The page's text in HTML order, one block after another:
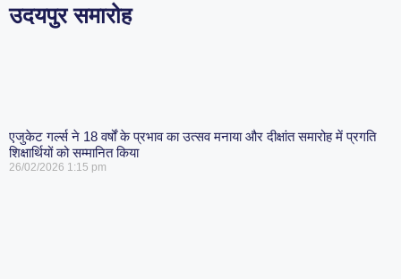
उदयपुर समारोह
एजुकेट गर्ल्स ने 18 वर्षों के प्रभाव का उत्सव मनाया और दीक्षांत समारोह में प्रगति
शिक्षार्थियों को सम्मानित किया
26/02/2026 1:15 pm